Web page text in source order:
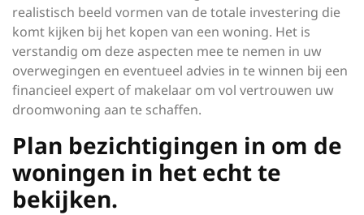
realistisch beeld vormen van de totale investering die
komt kijken bij het kopen van een woning. Het is
verstandig om deze aspecten mee te nemen in uw
overwegingen en eventueel advies in te winnen bij een
financieel expert of makelaar om vol vertrouwen uw
droomwoning aan te schaffen.
Plan bezichtigingen in om de
woningen in het echt te
bekijken.